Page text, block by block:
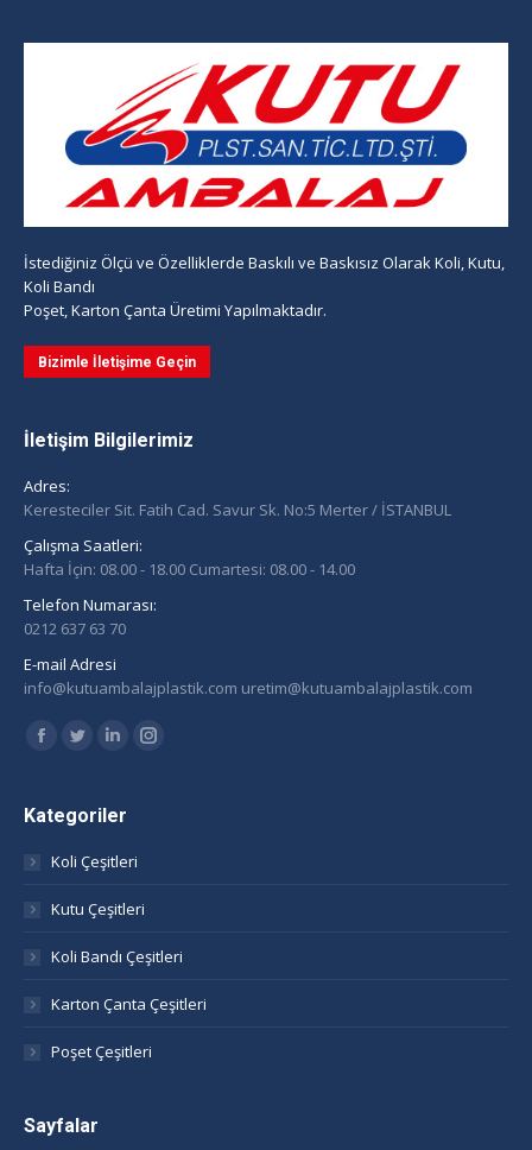
İstediğiniz Ölçü ve Özelliklerde Baskılı ve Baskısız Olarak Koli, Kutu,
Koli Bandı
Poşet, Karton Çanta Üretimi Yapılmaktadır.
Bizimle İletişime Geçin
İletişim Bilgilerimiz
Adres:
Keresteciler Sit. Fatih Cad. Savur Sk. No:5 Merter / İSTANBUL
Çalışma Saatleri:
Hafta İçin: 08.00 - 18.00 Cumartesi: 08.00 - 14.00
Telefon Numarası:
0212 637 63 70
E-mail Adresi
info@kutuambalajplastik.com uretim@kutuambalajplastik.com
Find us on:
Facebook
opens
new
window
Twitter
opens
new
window
Linkedin
opens
new
window
Instagram
Kategoriler
Koli Çeşitleri
Kutu Çeşitleri
Koli Bandı Çeşitleri
Karton Çanta Çeşitleri
Poşet Çeşitleri
Sayfalar